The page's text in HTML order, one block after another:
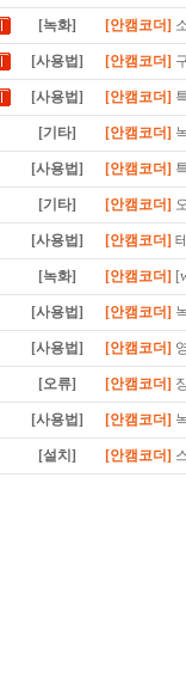
[녹화] [안캠코더]
[사용법] [안캠코더]
[사용법] [안캠코더]
[기타] [안캠코더]
[사용법] [안캠코더]
[기타] [안캠코더]
[사용법] [안캠코더]
[녹화] [안캠코더]
[사용법] [안캠코더]
[사용법] [안캠코더]
[오류] [안캠코더]
[사용법] [안캠코더]
[설치] [안캠코더]